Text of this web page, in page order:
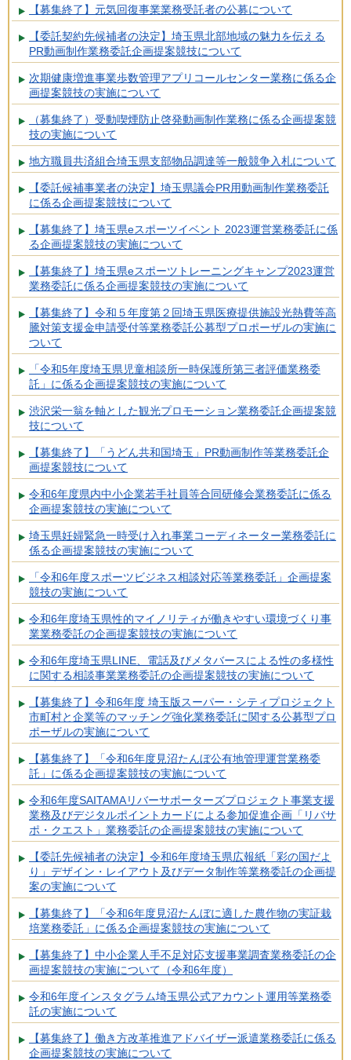
【募集終了】元気回復事業業務受託者の公募について
【委託契約先候補者の決定】埼玉県北部地域の魅力を伝える
PR動画制作業務委託企画提案競技について
次期健康増進事業歩数管理アプリコールセンター業務に係る企
画提案競技の実施について
（募集終了）受動喫煙防止啓発動画制作業務に係る企画提案競
技の実施について
地方職員共済組合埼玉県支部物品調達等一般競争入札について
【委託候補事業者の決定】埼玉県議会PR用動画制作業務委託
に係る企画提案競技について
【募集終了】埼玉県eスポーツイベント 2023運営業務委託に係
る企画提案競技の実施について
【募集終了】埼玉県eスポーツトレーニングキャンプ2023運営
業務委託に係る企画提案競技の実施について
【募集終了】令和５年度第２回埼玉県医療提供施設光熱費等高
騰対策支援金申請受付等業務委託公募型プロポーザルの実施に
ついて
「令和5年度埼玉県児童相談所一時保護所第三者評価業務委
託」に係る企画提案競技の実施について
渋沢栄一翁を軸とした観光プロモーション業務委託企画提案競
技について
【募集終了】「うどん共和国埼玉」PR動画制作等業務委託企
画提案競技について
令和6年度県内中小企業若手社員等合同研修会業務委託に係る
企画提案競技の実施について
埼玉県妊婦緊急一時受け入れ事業コーディネーター業務委託に
係る企画提案競技の実施について
「令和6年度スポーツビジネス相談対応等業務委託」企画提案
競技の実施について
令和6年度埼玉県性的マイノリティが働きやすい環境づくり事
業業務委託の企画提案競技の実施について
令和6年度埼玉県LINE、電話及びメタバースによる性の多様性
に関する相談事業業務委託の企画提案競技の実施について
【募集終了】令和6年度 埼玉版スーパー・シティプロジェクト
市町村と企業等のマッチング強化業務委託に関する公募型プロ
ポーザルの実施について
【募集終了】「令和6年度見沼たんぼ公有地管理運営業務委
託」に係る企画提案競技の実施について
令和6年度SAITAMAリバーサポーターズプロジェクト事業支援
業務及びデジタルポイントカードによる参加促進企画「リバサ
ポ・クエスト」業務委託の企画提案競技の実施について
【委託先候補者の決定】令和6年度埼玉県広報紙「彩の国だよ
り」デザイン・レイアウト及びデータ制作等業務委託の企画提
案の実施について
【募集終了】「令和6年度見沼たんぼに適した農作物の実証栽
培業務委託」に係る企画提案競技の実施について
【募集終了】中小企業人手不足対応支援事業調査業務委託の企
画提案競技の実施について（令和6年度）
令和6年度インスタグラム埼玉県公式アカウント運用等業務委
託の実施について
【募集終了】働き方改革推進アドバイザー派遣業務委託に係る
企画提案競技の実施について